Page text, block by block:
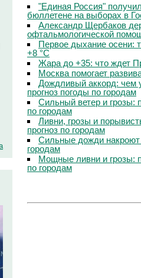
"Единая Россия"
бюллетене на выборах в
Александр Щербаков
офтальмологической
Первое дыхание осени:
+8 °C
Жара до +35: что ждет
Москва помогает
Дождливый аккорд: чем
прогноз погоды по городам
Сильный ветер и грозы:
по городам
Ливни, грозы и
прогноз по городам
Сильные дожди
городам
Мощные ливни и грозы:
по городам